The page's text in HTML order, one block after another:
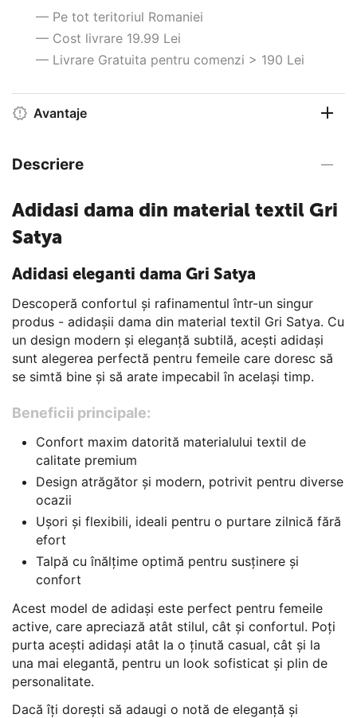
— Pe tot teritoriul Romaniei
— Cost livrare 19.99 Lei
— Livrare Gratuita pentru comenzi > 190 Lei
Avantaje
Descriere
Adidasi dama din material textil Gri
Satya
Adidasi eleganti dama Gri Satya
Descoperă confortul și rafinamentul într-un singur
produs - adidașii dama din material textil Gri Satya. Cu
un design modern și eleganță subtilă, acești adidași
sunt alegerea perfectă pentru femeile care doresc să
se simtă bine și să arate impecabil în același timp.
Beneficii principale:
Confort maxim datorită materialului textil de
calitate premium
Design atrăgător și modern, potrivit pentru diverse
ocazii
Ușori și flexibili, ideali pentru o purtare zilnică fără
efort
Talpă cu înălțime optimă pentru susținere și
confort
Acest model de adidași este perfect pentru femeile
active, care apreciază atât stilul, cât și confortul. Poți
purta acești adidași atât la o ținută casual, cât și la
una mai elegantă, pentru un look sofisticat și plin de
personalitate.
Dacă îți dorești să adaugi o notă de eleganță și